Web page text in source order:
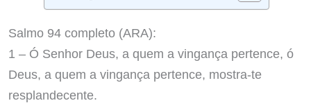
Salmo 94 completo (ARA):
1 – Ó Senhor Deus, a quem a vingança pertence, ó
Deus, a quem a vingança pertence, mostra-te
resplandecente.